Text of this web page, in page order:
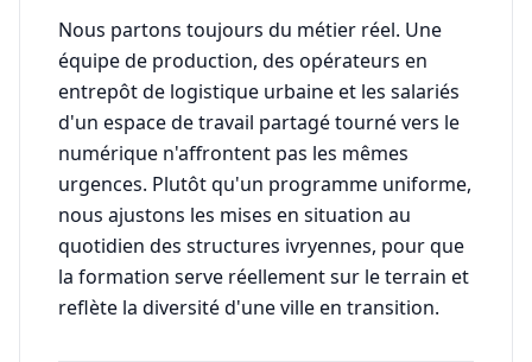
Nous partons toujours du métier réel. Une
équipe de production, des opérateurs en
entrepôt de logistique urbaine et les salariés
d'un espace de travail partagé tourné vers le
numérique n'affrontent pas les mêmes
urgences. Plutôt qu'un programme uniforme,
nous ajustons les mises en situation au
quotidien des structures ivryennes, pour que
la formation serve réellement sur le terrain et
reflète la diversité d'une ville en transition.